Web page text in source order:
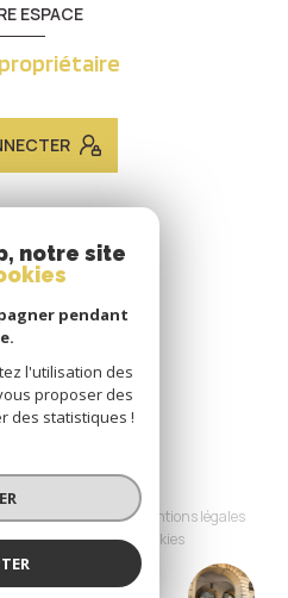
IMMOBILIER METZ
ESPACE
partenaires
Mentions légales
RGPD Cookies
notre site
pendant
l'utilisation des
proposer des
des statistiques !